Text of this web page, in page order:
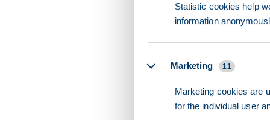
Statistic cookies help
information
Marketing 11
Marketing cookies are
for the individual user